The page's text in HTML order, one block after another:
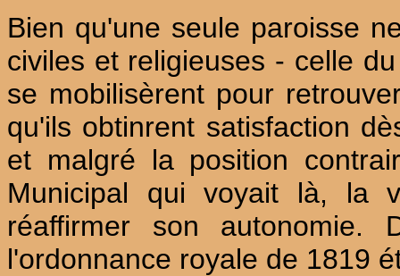
Bien qu'une seule paroisse
civiles et religieuses - celle
se mobilisèrent pour
qu'ils obtinrent satisfaction
et malgré la position
Municipal qui voyait là, la
réaffirmer son autonomie.
l'ordonnance royale de 1819